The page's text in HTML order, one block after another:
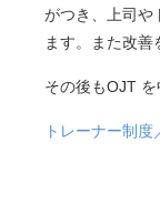
がつき、上司や
ます。また改
その後もOJT
トレーナー制